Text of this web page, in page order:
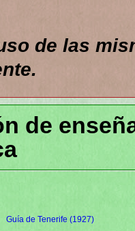
de las
de
Guía de Tenerife (1927)